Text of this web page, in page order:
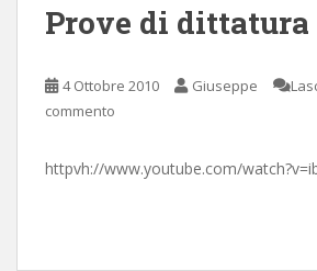
Prove di dittatura
4 Ottobre 2010 Giuseppe
commento
httpvh://www.youtube.com/